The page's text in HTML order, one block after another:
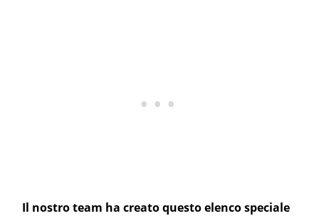
Il nostro team ha creato questo elenco speciale